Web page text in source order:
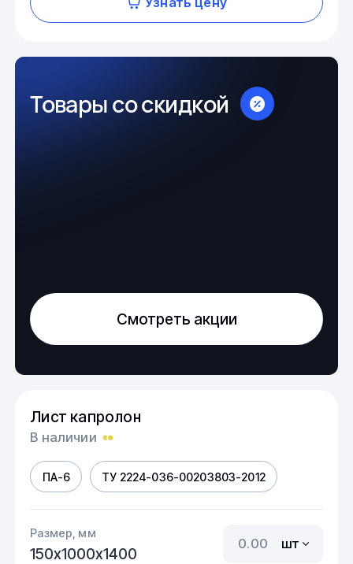
Товары со скидкой
Смотреть акции
Лист капролон
В наличии
ПА-6 ТУ 2224-036-00203803-2012
Размер, мм
150х1000х1400
шт